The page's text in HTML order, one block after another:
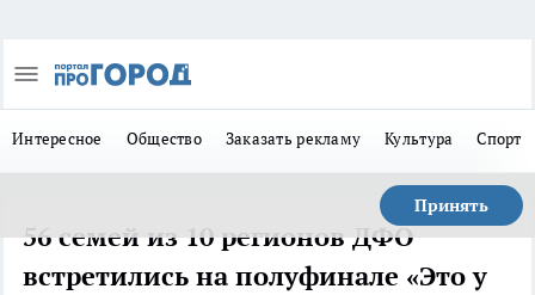
Интересное Общество Заказать рекламу Культура Спорт
Принять
56 семей из 10 регионов ДФО
встретились на полуфинале «Это у